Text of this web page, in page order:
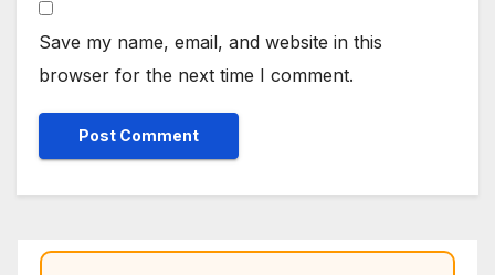
Save my name, email, and website in this
browser for the next time I comment.